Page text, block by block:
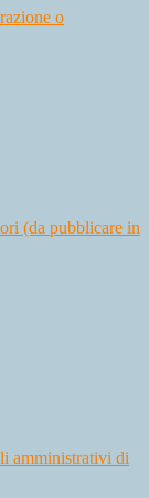
o
(da pubblicare in
amministrativi di